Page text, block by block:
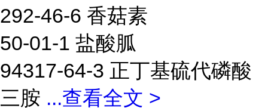
292-46-6 香菇素
50-01-1 盐酸胍
94317-64-3 正丁基硫代磷酸
三胺 ...查看全文 >